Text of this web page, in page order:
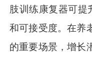
肢训练康复器可提
和可接受度。在养
的重要场景，增长